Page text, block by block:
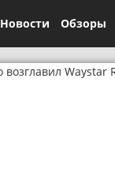
Новости Обзоры